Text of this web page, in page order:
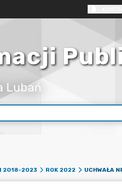
Lubań
2018-2023 ROK 2022